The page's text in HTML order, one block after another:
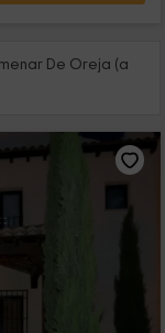
De Oreja (a